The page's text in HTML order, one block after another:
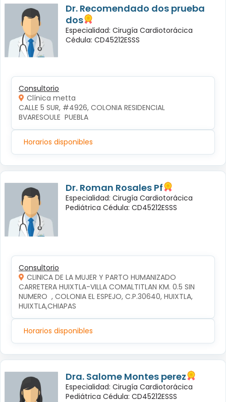
Dr. Recomendado dos prueba
dos
Especialidad: Cirugía Cardiotorácica
Cédula: CD45212ESSS
Consultorio
Clínica metta
CALLE 5 SUR, #4926, COLONIA RESIDENCIAL
BVARESOULE  PUEBLA
Horarios disponibles
Dr. Roman Rosales Pf
Especialidad: Cirugía Cardiotorácica
Pediátrica Cédula: CD45212ESSS
Consultorio
CLINICA DE LA MUJER Y PARTO HUMANIZADO
CARRETERA HUIXTLA-VILLA COMALTITLAN KM. 0.5 SIN
NUMERO  , COLONIA EL ESPEJO, C.P.30640, HUIXTLA,
HUIXTLA,CHIAPAS
Horarios disponibles
Dra. Salome Montes perez
Especialidad: Cirugía Cardiotorácica
Pediátrica Cédula: CD45212ESSS